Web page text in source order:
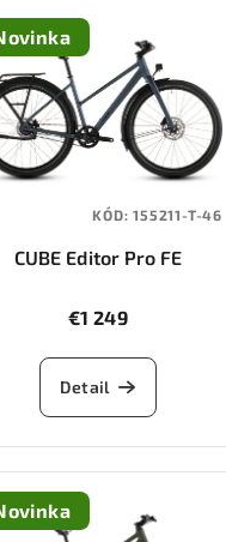
CUBE Editor Pro FE
€1 249
Detail
KÓD:155211-T-46